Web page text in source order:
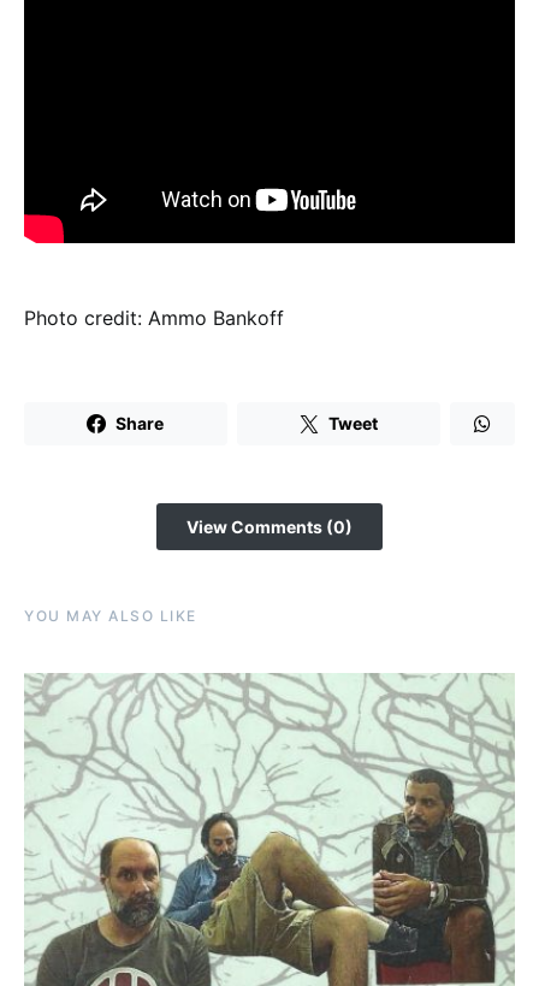
Photo credit: Ammo Bankoff
Share Tweet
View Comments (0)
YOU MAY ALSO LIKE